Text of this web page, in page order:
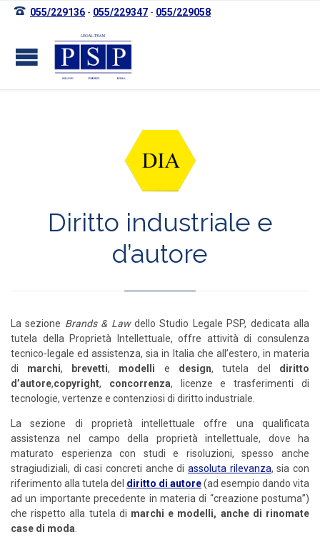
 055/229136 - 055/229347 - 055/229058
Diritto industriale e
d’autore
La sezione Brands & Lawdello Studio Legale PSP, dedicata alla
tutela della Proprietà Intellettuale, offre attività di consulenza
tecnico-legale ed assistenza, sia in Italia che all’estero, in materia
di marchi, brevetti, modelli e design, tutela del
diritto
d’autore,copyright, concorrenza, licenze e trasferimenti di
tecnologie, vertenze e contenziosi di diritto industriale.
La sezione di proprietà intellettuale offre una qualificata
assistenza nel campo della proprietà intellettuale, dove ha
maturato esperienza con studi e risoluzioni, spesso anche
stragiudiziali, di casi concreti anche di assoluta rilevanza, sia con
riferimento alla tutela del diritto di autore(ad esempio dando vita
ad un importante precedente in materia di “creazione postuma”)
che rispetto alla tutela di marchi e modelli, anche di rinomate
case di moda